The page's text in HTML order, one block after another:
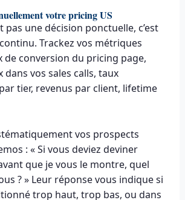
votre pricing US
pas une décision ponctuelle, c’est
Trackez vos métriques
de conversion du pricing page,
vos sales calls, taux
tier, revenus par client, lifetime
vos prospects
: « Si vous deviez deviner
que je vous le montre, quel
? » Leur réponse vous indique si
trop haut, trop bas, ou dans